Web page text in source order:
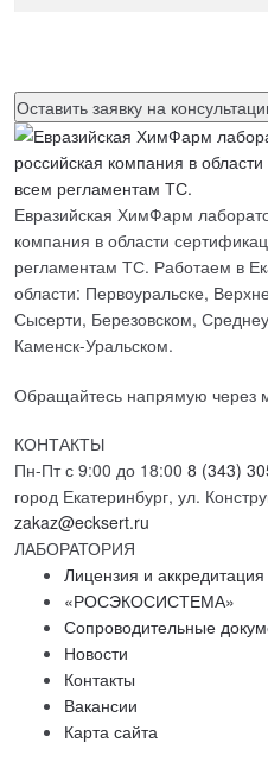
Евразийская ХимФарм
компания в области
регламентам ТС. Работаем в
области: Первоуральске,
Сысерти, Березовском,
Каменск-Уральском.
Обращайтесь напрямую через
КОНТАКТЫ
Пн-Пт с 9:00 до 18:00 8 (343)
город Екатеринбург, ул.
zakaz@ecksert.ru
ЛАБОРАТОРИЯ
Лицензия и аккредитация
«РОСЭКОСИСТЕМА»
Сопроводительные
Новости
Контакты
Вакансии
Карта сайта